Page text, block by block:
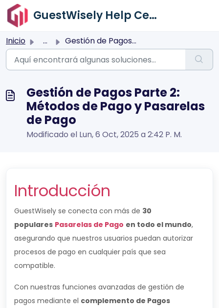
Saltar al contenido principal
GuestWisely Help Center
Inicio ... Gestión de Pagos Parte 2: Métodos de Pago y Pasarelas de ...
Gestión de Pagos Parte 2:
Métodos de Pago y Pasarelas
de Pago
Modificado el Lun, 6 Oct, 2025 a 2:42 P. M.
Introducción
GuestWisely se conecta con más de 30
populares Pasarelas de Pago en todo el mundo,
asegurando que nuestros usuarios puedan autorizar
procesos de pago en cualquier país que sea
compatible.
Con nuestras funciones avanzadas de gestión de
pagos mediante el complemento de Pagos